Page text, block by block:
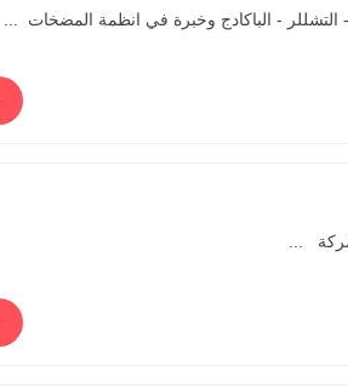
- الباكادج وخبرة في انظمة المضخات ...